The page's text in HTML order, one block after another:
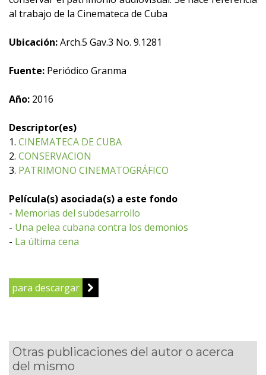
al trabajo de la Cinemateca de Cuba
Ubicación:Arch.5 Gav.3 No. 9.1281
Fuente: Periódico Granma
Año: 2016
Descriptor(es)
1. CINEMATECA DE CUBA
2. CONSERVACION
3. PATRIMONO CINEMATOGRÁFICO
Película(s) asociada(s) a este fondo
- Memorias del subdesarrollo
- Una pelea cubana contra los demonios
- La última cena
para descargar
Otras publicaciones del autor o acerca
del mismo